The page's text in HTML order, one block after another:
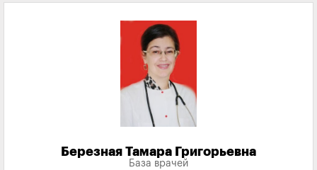
Березная Тамара Григорьевна
База врачей